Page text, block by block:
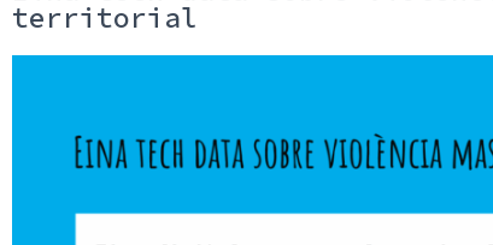
territorial